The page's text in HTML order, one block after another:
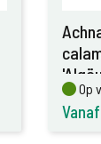
Op
Op